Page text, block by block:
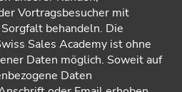
Vortragsbesucher mit
behandeln. Die
Sales Academy ist ohne
Daten möglich. Soweit auf
Daten